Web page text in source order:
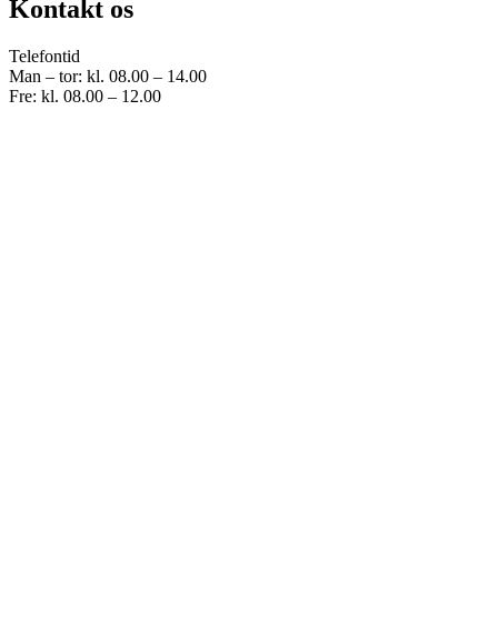
Kontakt os
Telefontid
Man – tor: kl. 08.00 – 14.00
Fre: kl. 08.00 – 12.00